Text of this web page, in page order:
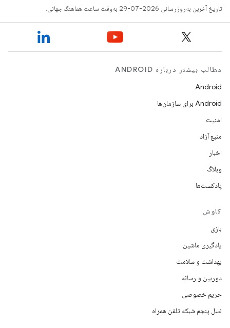
تاریخ آخرین به‌روزرسانی 2026-07-29 به‌وقت ساعت هماهنگ جهانی.
مطالب بیشتر درباره ANDROID
Android
Android برای سازمان‌ها
امنیت
منبع آزاد
اخبار
وبلاگ
پادکست‌ها
کاوش
بازی
یادگیری ماشین
بهداشت و سلامت
دوربین و رسانه
حریم خصوصی
نسل پنجم شبکه تلفن همراه